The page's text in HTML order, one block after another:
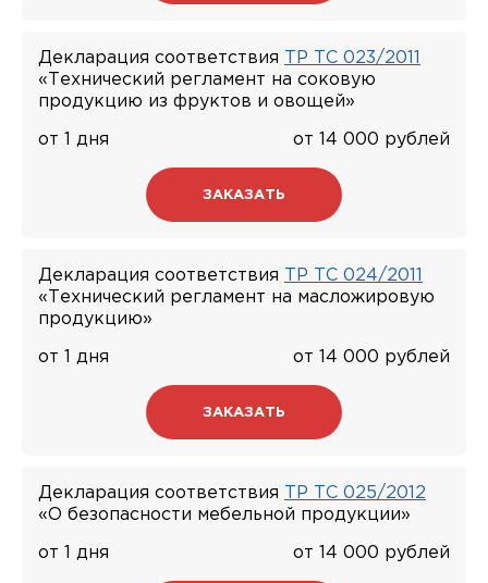
Декларация соответствия
ТР ТС 023/2011
«Технический регламент на соковую
продукцию из фруктов и овощей»
от 1 дня от 14 000 рублей
ЗАКАЗАТЬ
Декларация соответствия
ТР ТС 024/2011
«Технический регламент на масложировую
продукцию»
от 1 дня от 14 000 рублей
ЗАКАЗАТЬ
Декларация соответствия
ТР ТС 025/2012
«О безопасности мебельной продукции»
от 1 дня от 14 000 рублей